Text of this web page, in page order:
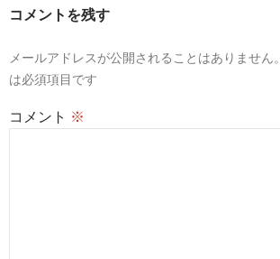
ン
コメントを残す
メールアドレスが公開されることはありません。
は必須項目です
コメント ※